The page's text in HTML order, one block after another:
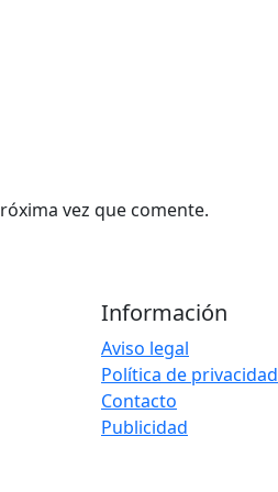
vez que comente.
Información
Aviso legal
Política de privacidad
Contacto
Publicidad